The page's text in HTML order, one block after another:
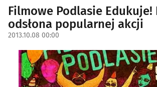
Filmowe Podlasie Edukuje!
odsłona popularnej akcji
2013.10.08 00:00